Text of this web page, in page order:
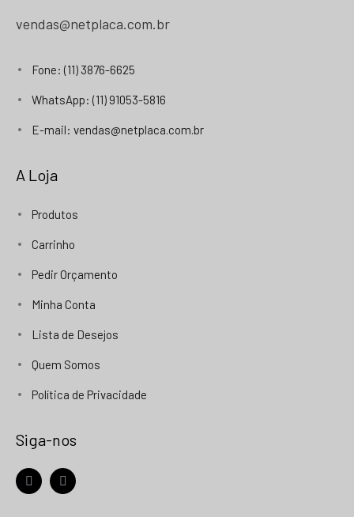
vendas@netplaca.com.br
Fone: (11) 3876-6625
WhatsApp: (11) 91053-5816
E-mail: vendas@netplaca.com.br
A Loja
Produtos
Carrinho
Pedir Orçamento
Minha Conta
Lista de Desejos
Quem Somos
Política de Privacidade
Siga-nos